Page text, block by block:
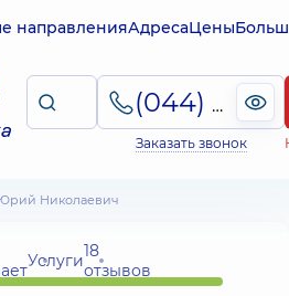
направленияАдресаЦены
(044) 495-2-888
Заказать звонок
Юрий Николаевич
Услуги18
отзывов